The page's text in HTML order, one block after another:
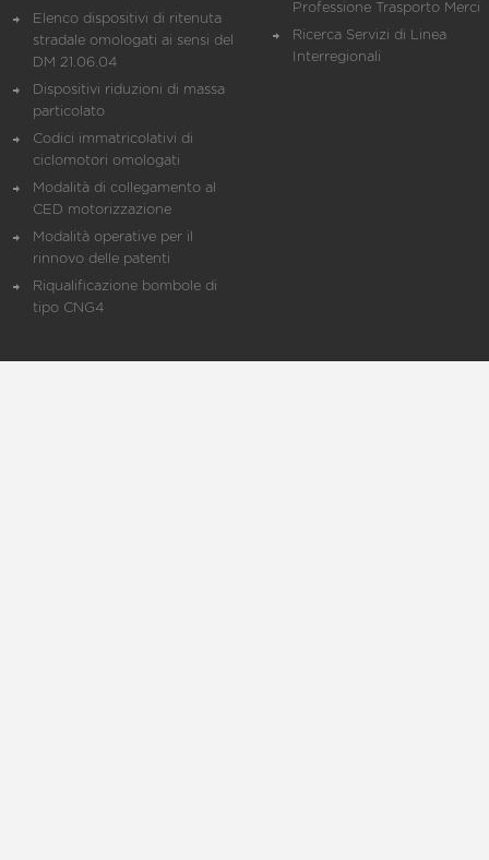
Elenco dispositivi di ritenuta
stradale omologati ai sensi del
DM 21.06.04
Dispositivi riduzioni di massa
particolato
Codici immatricolativi di
ciclomotori omologati
Modalità di collegamento al
CED motorizzazione
Modalità operative per il
rinnovo delle patenti
Riqualificazione bombole di
tipo CNG4
Professione Trasporto Merci
Ricerca Servizi di Linea
Interregionali